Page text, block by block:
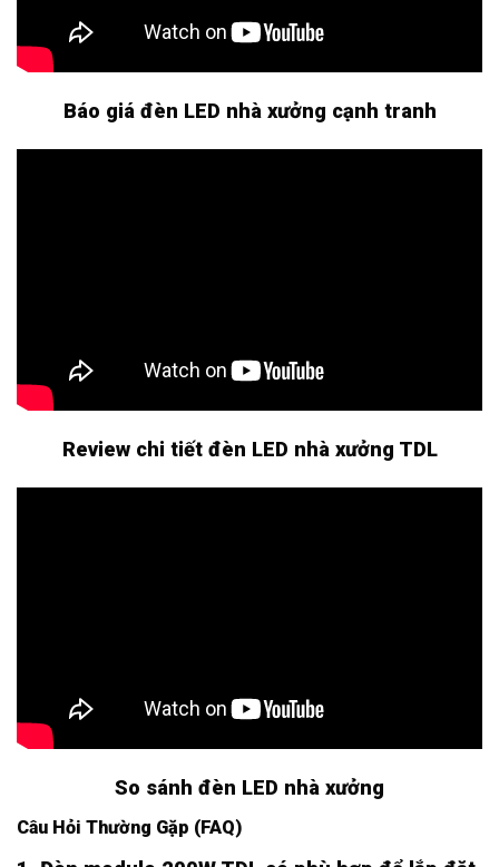
Báo giá đèn LED nhà xưởng cạnh tranh
Review chi tiết đèn LED nhà xưởng TDL
So sánh đèn LED nhà xưởng
Câu Hỏi Thường Gặp (FAQ)